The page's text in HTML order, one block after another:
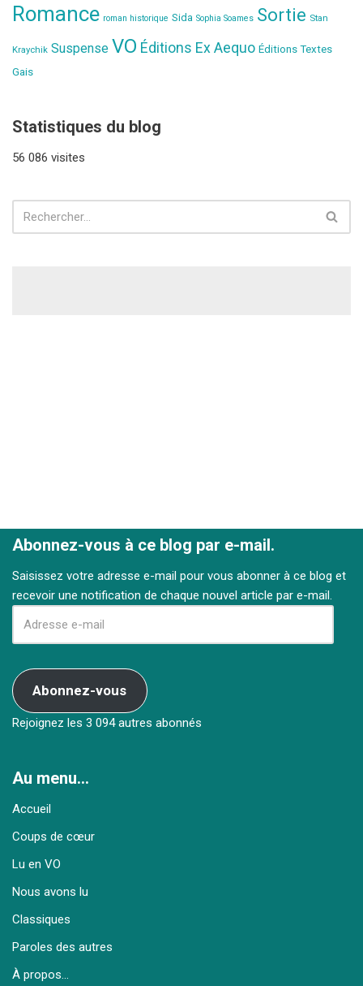
Romance roman historique Sida Sophia Soames Sortie Stan
Kraychik Suspense VO Éditions Ex Aequo Éditions Textes
Gais
Statistiques du blog
56 086 visites
Abonnez-vous à ce blog par e-mail.
Saisissez votre adresse e-mail pour vous abonner à ce blog et
recevoir une notification de chaque nouvel article par e-mail.
Abonnez-vous
Rejoignez les 3 094 autres abonnés
Au menu…
Accueil
Coups de cœur
Lu en VO
Nous avons lu
Classiques
Paroles des autres
À propos…